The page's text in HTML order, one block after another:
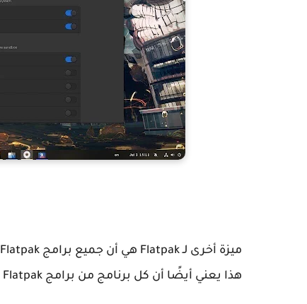
هذا يعني أيضًا أن كل برنامج من برامج Flatpak يحتاج إلى طلب الوصول إلى مكونات النظام المختلفة.